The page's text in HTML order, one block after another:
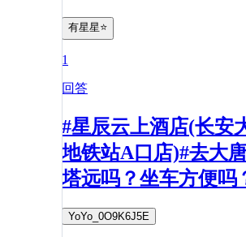
有星星⭐️
1
回答
#星辰云上酒店(长安
地铁站A口店)#去大
塔远吗？坐车方便吗
YoYo_0O9K6J5E